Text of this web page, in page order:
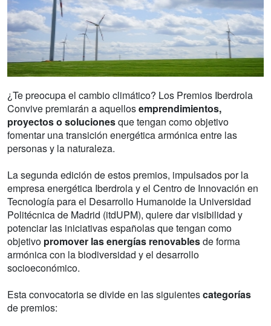
¿Te preocupa el cambio climático? Los Premios Iberdrola
Convive premiarán a aquellosemprendimientos,
proyectos o solucionesque tengan como objetivo
fomentar una transición energética armónica entre las
personas y la naturaleza.
La segunda edición de estos premios, impulsados por la
empresa energética Iberdrola y el Centro de Innovación en
Tecnología para el Desarrollo Humanoide la Universidad
Politécnica de Madrid (itdUPM), quiere dar visibilidad y
potenciar las iniciativas españolas que tengan como
objetivo promover las energías renovablesde forma
armónica con la biodiversidad y el desarrollo
socioeconómico.
Esta convocatoria se divide en las siguientescategorías
de premios: